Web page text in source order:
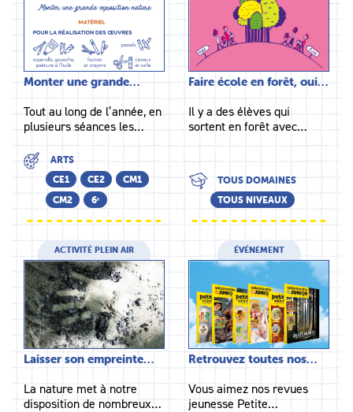
Monter une grande…
Tout au long de l’année, en
plusieurs séances les…
ARTS
CE1
CE2
CM1
CM2
6ᵉ
Faire école en forêt, oui…
Il y a des élèves qui
sortent en forêt avec…
TOUS DOMAINES
TOUS NIVEAUX
ACTIVITÉ PLEIN AIR
Laisser son empreinte…
La nature met à notre
disposition de nombreux…
ÉVÉNEMENT
Retrouvez toutes nos…
Vous aimez nos revues
jeunesse Petite…